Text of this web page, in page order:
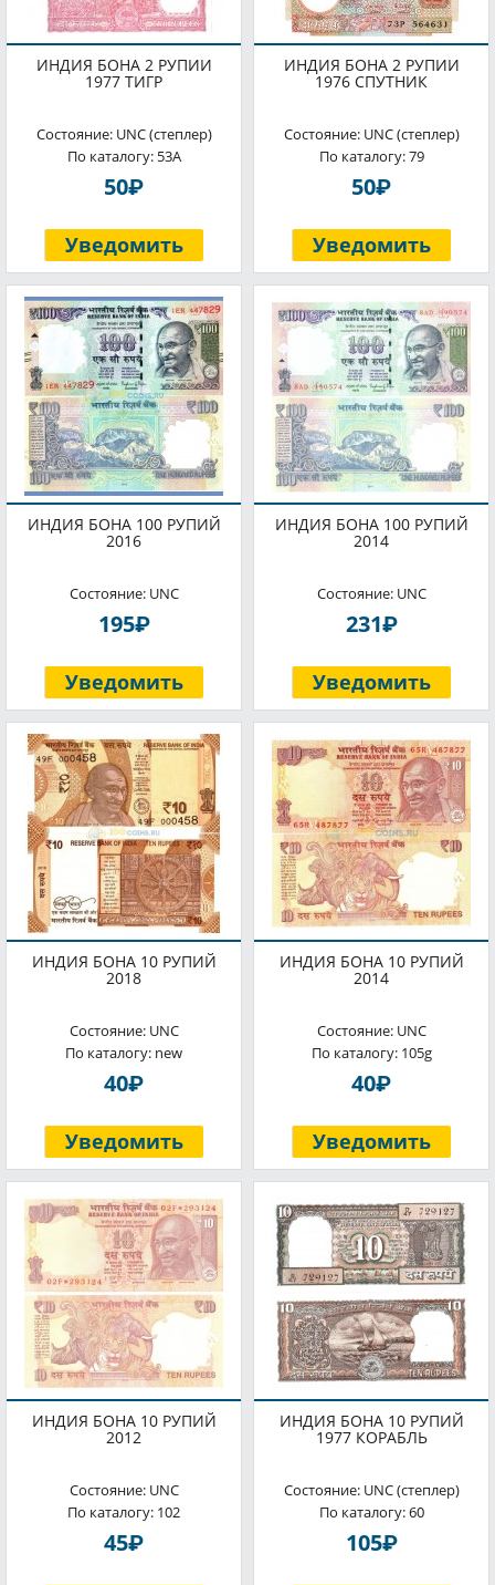
ИНДИЯ БОНА 2 РУПИИ
1977 ТИГР
Состояние: UNC (степлер)
По каталогу: 53A
50P
Уведомить
ИНДИЯ БОНА 2 РУПИИ
1976 СПУТНИК
Состояние: UNC (степлер)
По каталогу: 79
50P
Уведомить
ИНДИЯ БОНА 100 РУПИЙ
2016
Состояние: UNC
195P
Уведомить
ИНДИЯ БОНА 100 РУПИЙ
2014
Состояние: UNC
231P
Уведомить
ИНДИЯ БОНА 10 РУПИЙ
2018
Состояние: UNC
По каталогу: new
40P
Уведомить
ИНДИЯ БОНА 10 РУПИЙ
2014
Состояние: UNC
По каталогу: 105g
40P
Уведомить
ИНДИЯ БОНА 10 РУПИЙ
2012
Состояние: UNC
По каталогу: 102
45P
ИНДИЯ БОНА 10 РУПИЙ
1977 КОРАБЛЬ
Состояние: UNC (степлер)
По каталогу: 60
105P